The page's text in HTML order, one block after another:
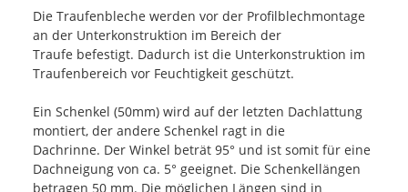
Die Traufenbleche werden vor der Profilblechmontage
an der Unterkonstruktion im Bereich der
Traufe befestigt. Dadurch ist die Unterkonstruktion im
Traufenbereich vor Feuchtigkeit geschützt.
Ein Schenkel (50mm) wird auf der letzten Dachlattung
montiert, der andere Schenkel ragt in die
Dachrinne. Der Winkel beträt 95° und ist somit für eine
Dachneigung von ca. 5° geeignet. Die Schenkellängen
betragen 50 mm. Die möglichen Längen sind in